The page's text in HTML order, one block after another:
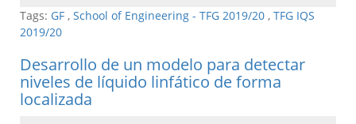
Tags: GF , School of Engineering - TFG 2019/20 , TFG IQS
2019/20
Desarrollo de un modelo para detectar
niveles de líquido linfático de forma
localizada